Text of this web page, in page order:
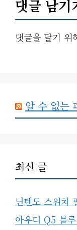
댓글 남기
댓글을 달기 위
알 수 없는
최신 글
닌텐도 스위치
아우디 Q5 블